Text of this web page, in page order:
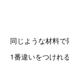
同じような材料
1番違いをつけれ